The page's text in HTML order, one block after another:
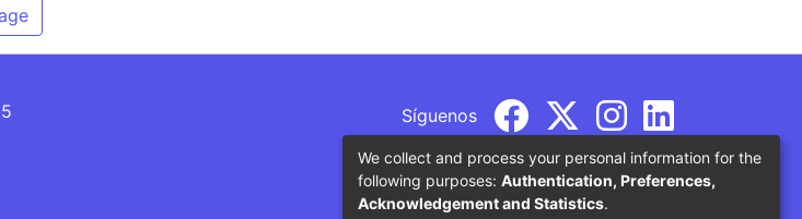
Síguenos
We collect and process your personal information for the
following purposes: Authentication, Preferences,
Acknowledgement and Statistics.